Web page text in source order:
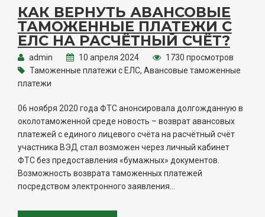
КАК ВЕРНУТЬ АВАНСОВЫЕ
ТАМОЖЕННЫЕ ПЛАТЕЖИ С
ЕЛС НА РАСЧЁТНЫЙ СЧЁТ?
admin 10 апреля 2024
1730 просмотров
Таможенные платежи с ЕЛС, Авансовые таможенные
платежи
06 ноября 2020 года ФТС анонсировала долгожданную в
околотаможенной среде новость – возврат авансовых
платежей с единого лицевого счёта на расчётный счёт
участника ВЭД стал возможен через личный кабинет
ФТС без предоставления «бумажных» документов.
Возможность возврата таможенных платежей
посредством электронного заявления...